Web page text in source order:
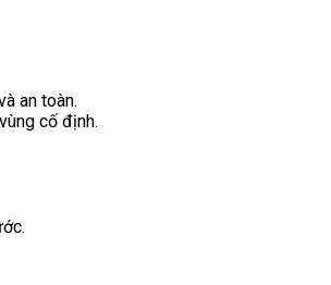
an toàn.
cố định.